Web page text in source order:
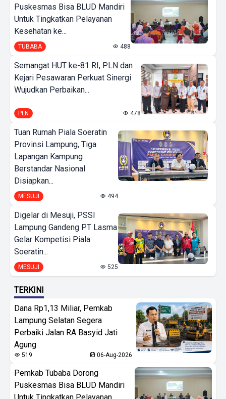
Puskesmas Bisa BLUD Mandiri
Untuk Tingkatkan Pelayanan
Kesehatan ke...
TUBABA 488
Semangat HUT ke-81 RI, PLN dan
Kejari Pesawaran Perkuat Sinergi
Wujudkan Perbaikan...
PLN 478
Tuan Rumah Piala Soeratin
Provinsi Lampung, Tiga
Lapangan Kampung
Berstandar Nasional
Disiapkan...
MESUJI 494
Digelar di Mesuji, PSSI
Lampung Gandeng PT Lasma
Gelar Kompetisi Piala
Soeratin...
MESUJI 525
TERKINI
Dana Rp1,13 Miliar, Pemkab
Lampung Selatan Segera
Perbaiki Jalan RA Basyid Jati
Agung
519 06-Aug-2026
Pemkab Tubaba Dorong
Puskesmas Bisa BLUD Mandiri
Untuk Tingkatkan Pelayanan